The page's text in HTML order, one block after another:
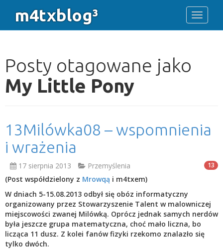
m4txblog³ Toggle
Posty otagowane jako
My Little Pony
13Milówka08 – wspomnienia
i wrażenia
17 sierpnia 2013 Przemyślenia 13
(Post współdzielony z Mrowqą i m4txem)
W dniach 5-15.08.2013 odbył się obóz informatyczny
organizowany przez Stowarzyszenie Talent w malowniczej
miejscowości zwanej Milówką. Oprócz jednak samych nerdów
była jeszcze grupa matematyczna, choć mało liczna, bo
licząca 11 dusz. Z kolei fanów fizyki rzekomo znalazło się
tylko dwóch.